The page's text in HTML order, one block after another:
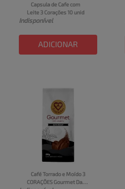
Capsula de Cafe com
Leite 3 Corações 10 unid
Indisponível
ADICIONAR
Café Torrado e Moído 3
CORAÇÕES Gourmet Dark